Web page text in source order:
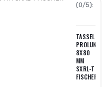
(0/5):
TASSELLO
8X80
MM
SXRL-T
FISCHER